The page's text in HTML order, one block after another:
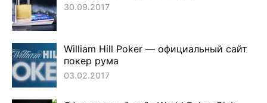
30.09.2017
William Hill Poker — официальный сайт
покер рума
03.02.2017